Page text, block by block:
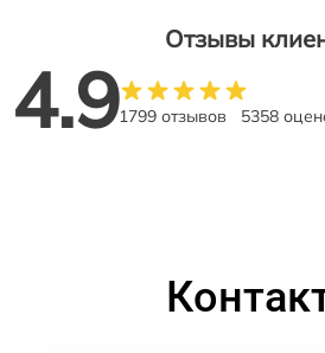
Отзывы
4.91799 отзывов 5358